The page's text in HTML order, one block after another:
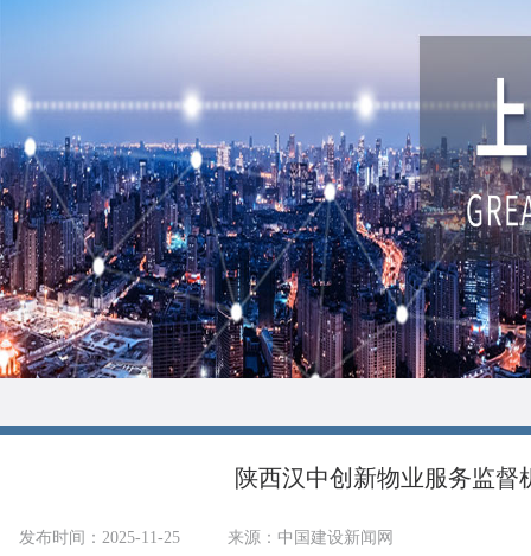
陕西汉中创新物业服务监督
发布时间：2025-11-25 来源：中国建设新闻网